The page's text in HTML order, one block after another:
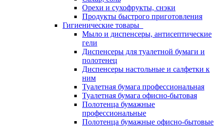
Орехи и сухофрукты, снэки
Продукты быстрого приготовления
Гигиенические товары
Мыло и диспенсеры, антисептические
гели
Диспенсеры для туалетной бумаги и
полотенец
Диспенсеры настольные и салфетки к
ним
Туалетная бумага профессиональная
Туалетная бумага офисно-бытовая
Полотенца бумажные
профессиональные
Полотенца бумажные офисно-бытовые